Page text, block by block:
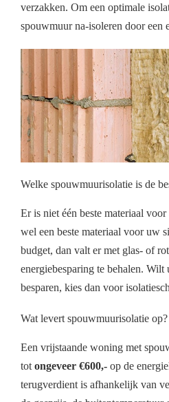
verzakken. Om een optimale
spouwmuur na-isoleren door een
Welke spouwmuurisolatie is de
Er is niet één beste materiaal
wel een beste materiaal voor uw
budget, dan valt er met glas- of
energiebesparing te behalen. Wilt
besparen, kies dan voor
Wat levert spouwmuurisolatie op?
Een vrijstaande woning met
tot ongeveer €600,- op de
terugverdient is afhankelijk van